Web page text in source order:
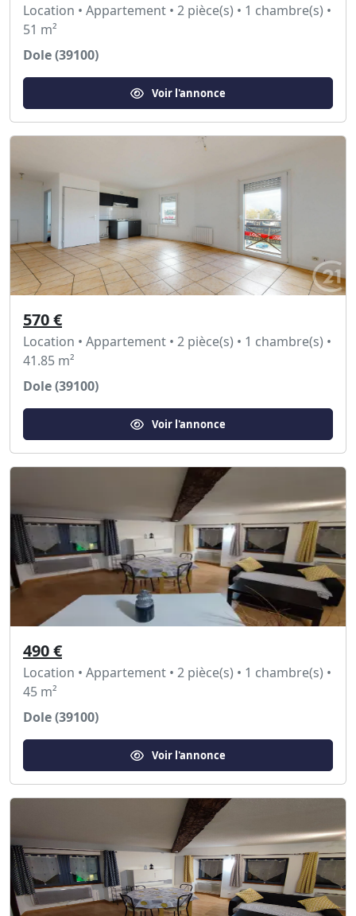
Location • Appartement • 2 pièce(s) • 1 chambre(s) •
51 m²
Dole (39100)
Voir l'annonce
570 €
Location • Appartement • 2 pièce(s) • 1 chambre(s) •
41.85 m²
Dole (39100)
Voir l'annonce
490 €
Location • Appartement • 2 pièce(s) • 1 chambre(s) •
45 m²
Dole (39100)
Voir l'annonce